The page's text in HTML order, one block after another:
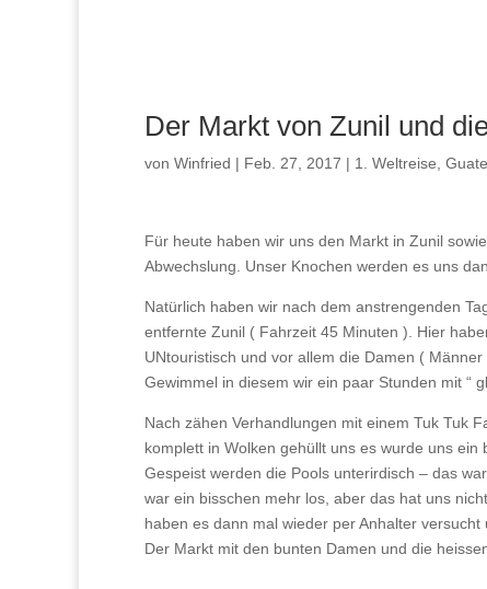
Der Markt von Zunil und
von Winfried | Feb. 27, 2017 | 1. Weltreise
Für heute haben wir uns den Markt in Zunil
Abwechslung. Unser Knochen werden es uns
Natürlich haben wir nach dem anstrengenden
entfernte Zunil ( Fahrzeit 45 Minuten ). Hier
UNtouristisch und vor allem die Damen (
Gewimmel in diesem wir ein paar Stunden mit “
Nach zähen Verhandlungen mit einem Tuk Tuk
komplett in Wolken gehüllt uns es wurde uns
Gespeist werden die Pools unterirdisch – das
war ein bisschen mehr los, aber das hat uns
haben es dann mal wieder per Anhalter
Der Markt mit den bunten Damen und die